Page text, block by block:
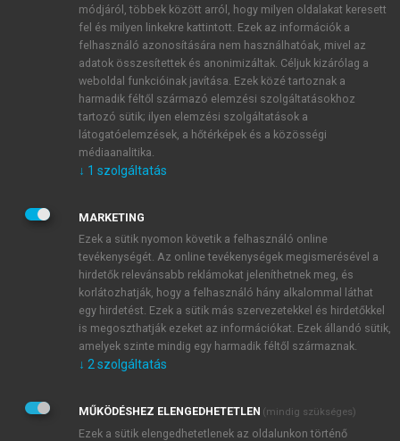
ÚJ FIÓK LÉTREHOZÁSA
1 óra díjmentes hozzáférés
E-MAIL-CÍM
JELSZÓ
JELSZÓ ÚJRA
Kérek értesítést a MeRSZ újdonságairól, akcióiról.
Kérek értesítést az Akadémiai Kiadó Zrt. újdonságairól,
Adatkezelési tájékoztatóbanfoglaltakat tudomásul
veszem és elfogadom.
módjáról, többek között arról, hogy milyen oldalakat keresett
fel és milyen linkekre kattintott. Ezek az információk a
felhasználó azonosítására nem használhatóak, mivel az
adatok összesítettek és anonimizáltak. Céljuk kizárólag a
weboldal funkcióinak javítása. Ezek közé tartoznak a
harmadik féltől származó elemzési szolgáltatásokhoz
tartozó sütik; ilyen elemzési szolgáltatások a
látogatóelemzések, a hőtérképek és a közösségi
médiaanalitika.
↓ 1 szolgáltatás
MARKETING
Ezek a sütik nyomon követik a felhasználó online
tevékenységét. Az online tevékenységek megismerésével a
hirdetők relevánsabb reklámokat jeleníthetnek meg, és
korlátozhatják, hogy a felhasználó hány alkalommal láthat
egy hirdetést. Ezek a sütik más szervezetekkel és hirdetőkkel
is megoszthatják ezeket az információkat. Ezek állandó sütik,
amelyek szinte mindig egy harmadik féltől származnak.
↓ 2 szolgáltatás
MŰKÖDÉSHEZ ELENGEDHETETLEN (mindig szükséges)
Ezek a sütik elengedhetetlenek az oldalunkon történő